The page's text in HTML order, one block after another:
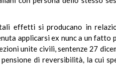
effetti si producano in
applicarsi ex nunc a un fatto
unite civili, sentenze 27
di reversibilità, la cui